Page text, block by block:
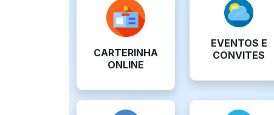
CARTERINHA
ONLINE
EVENTOS E
CONVITES